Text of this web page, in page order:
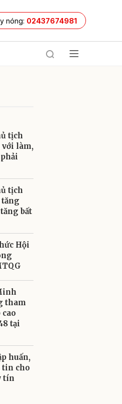
nóng: 02437674981
tịch
với làm,
tịch
tăng
bất
Hội
tham
tại
huấn,
tin cho
tín